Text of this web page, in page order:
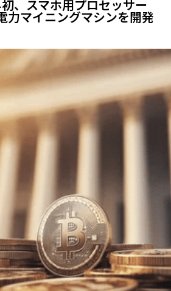
、スマホ用プロセッサー
力マイニングマシンを開発